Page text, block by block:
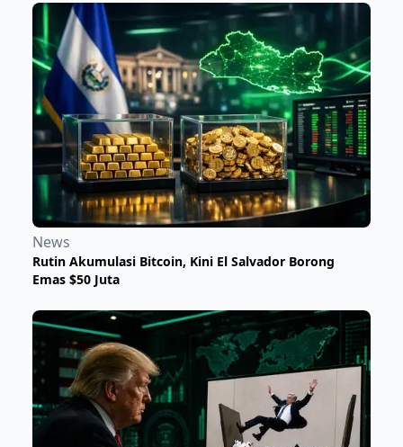
News
Rutin Akumulasi Bitcoin, Kini El Salvador Borong
Emas $50 Juta